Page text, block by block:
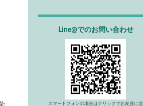
Line@でのお問い合わせ
スマートフォンの場合はクリックでお友達に追